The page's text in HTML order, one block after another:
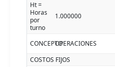
Ht =
Horas
por
turno
1.000000
CONCEPTOOPERACIONES
COSTOS FIJOS